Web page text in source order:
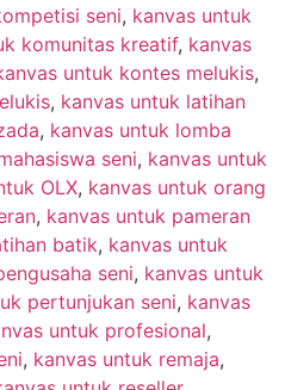
seni, kanvas untuk
komunitas kreatif, kanvas
untuk kontes melukis,
, kanvas untuk latihan
, kanvas untuk lomba
seni, kanvas untuk
OLX, kanvas untuk orang
, kanvas untuk pameran
batik, kanvas untuk
seni, kanvas untuk
pertunjukan seni, kanvas
untuk profesional,
, kanvas untuk remaja,